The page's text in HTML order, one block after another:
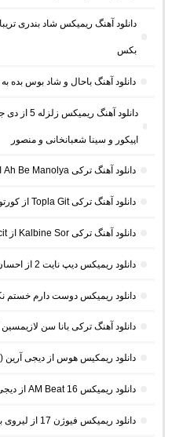
دانلود آهنگ ریمیکس شاد بندری
بکس
دانلود آهنگ باحال و شاد بوس بده
دانلود
اپیکور و سینا شعبانخانی و منصور
دانلود آهنگ ترکی Ah Be Manolya از بوراک بولوت
دانلود آهنگ ترکی Topla Git از کورتولوش کوش
دانلود آهنگ ترکی Kalbine Sor از Bahadır Macit و Tunahan Sakar
دانلود ریمیکس دیپ نایت 2 از احسان رمزی (ریمیکس طولانی غمگین)
دانلود ریمیکس دوست دارم خستم
دانلود آهنگ ترکی بانا سن
دانلود ریمکیس هوس از دیجی آرین
دانلود ریمیکس AM Beat 16 از دیجی AMB (پادکست طولانی شنیدنی)
دانلود ریمیکس فیوژن 17 از لیروی بیتز